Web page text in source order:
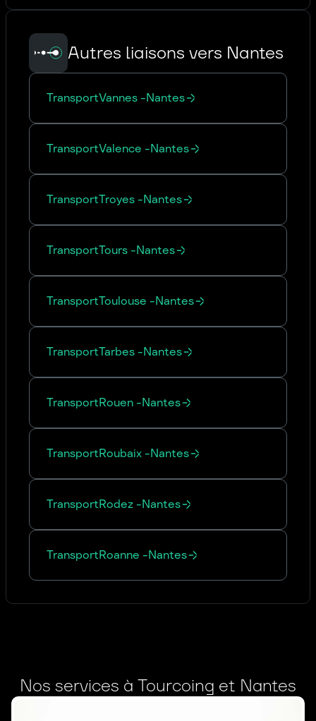
Autres liaisons vers Nantes
TransportVannes -Nantes
TransportValence -Nantes
TransportTroyes -Nantes
TransportTours -Nantes
TransportToulouse -Nantes
TransportTarbes -Nantes
TransportRouen -Nantes
TransportRoubaix -Nantes
TransportRodez -Nantes
TransportRoanne -Nantes
Nos services à Tourcoing et Nantes